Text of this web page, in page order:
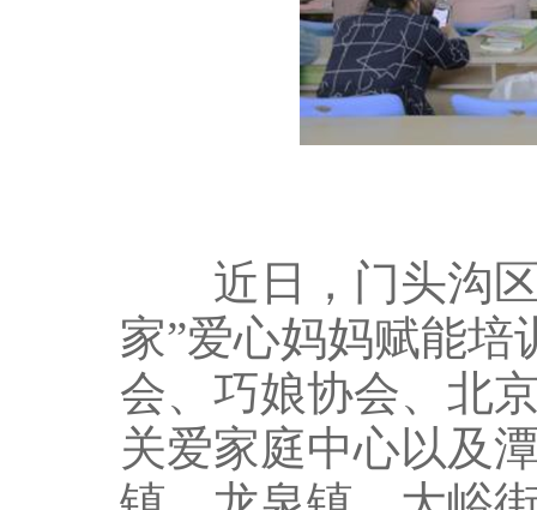
近日，门头沟区
家”爱心妈妈赋能
会、巧娘协会、北
关爱家庭中心以及